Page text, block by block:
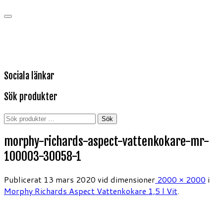
Sociala länkar
Sök produkter
Sök
Sök
morphy-richards-aspect-vattenkokare-mr-
100003-30058-1
Publicerat 13 mars 2020 vid dimensioner 2000 × 2000 i
Morphy Richards Aspect Vattenkokare 1,5 l Vit.